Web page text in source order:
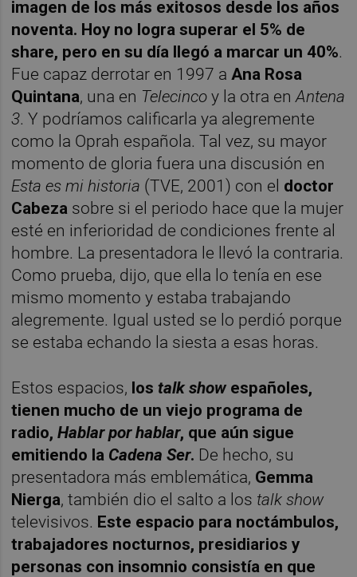
imagen de los más exitosos desde los años
noventa. Hoy no logra superar el 5% de
share, pero en su día llegó a marcar un 40%.
Fue capaz derrotar en 1997 aAna Rosa
Quintana, una en Telecinco y la otra enAntena
3. Y podríamos calificarla ya alegremente
como la Oprah española. Tal vez, su mayor
momento de gloria fuera una discusión en
Esta es mi historia (TVE, 2001) con el doctor
Cabeza sobre si el periodo hace que la mujer
esté en inferioridad de condiciones frente al
hombre. La presentadora le llevó la contraria.
Como prueba, dijo, que ella lo tenía en ese
mismo momento y estaba trabajando
alegremente. Igual usted se lo perdió porque
se estaba echando la siesta a esas horas.
Estos espacios, lostalk show españoles,
tienen mucho de un viejo programa de
radio,Hablar por hablar, que aún sigue
emitiendo la Cadena Ser. De hecho, su
presentadora más emblemática, Gemma
Nierga, también dio el salto a los talk show
televisivos. Este espacio para noctámbulos,
trabajadores nocturnos, presidiarios y
personas con insomnio consistía en que